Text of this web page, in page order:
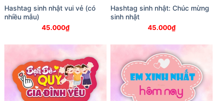
Hashtag sinh nhật vui vẻ (có
nhiều mẫu)
45.000₫
Hashtag sinh nhật: Chúc mừng
sinh nhật
45.000₫